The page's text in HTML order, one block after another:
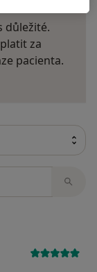
důležité.
za
pacienta.